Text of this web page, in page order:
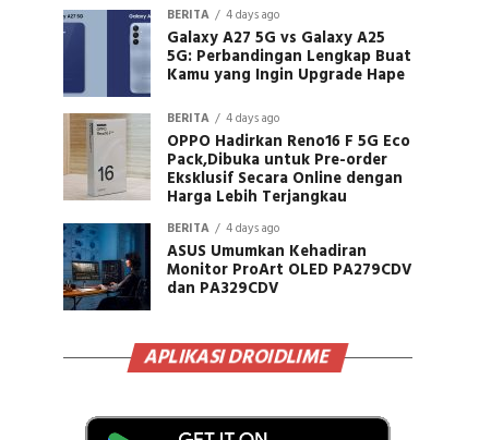
BERITA 4 days ago
Galaxy A27 5G vs Galaxy A25
5G: Perbandingan Lengkap Buat
Kamu yang Ingin Upgrade Hape
BERITA 4 days ago
OPPO Hadirkan Reno16 F 5G Eco
Pack,Dibuka untuk Pre-order
Eksklusif Secara Online dengan
Harga Lebih Terjangkau
BERITA 4 days ago
ASUS Umumkan Kehadiran
Monitor ProArt OLED PA279CDV
dan PA329CDV
APLIKASI DROIDLIME